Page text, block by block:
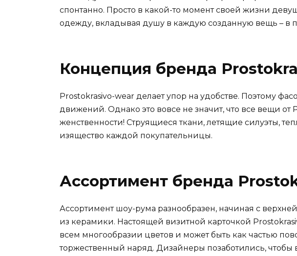
спонтанно. Просто в какой-то момент своей жизни
одежду, вкладывая душу в каждую созданную вещь – в
Концепция бренда
Prostokrasivo-wear делает упор на удобстве. Поэтому
движений. Однако это вовсе не значит, что все вещи
женственности! Струящиеся ткани, летящие силуэты,
изящество каждой покупательницы.
Ассортимент бренда
Ассортимент шоу-рума разнообразен, начиная с
из керамики. Настоящей визитной карточкой
всем многообразии цветов и может быть как частью
торжественный наряд. Дизайнеры позаботились,